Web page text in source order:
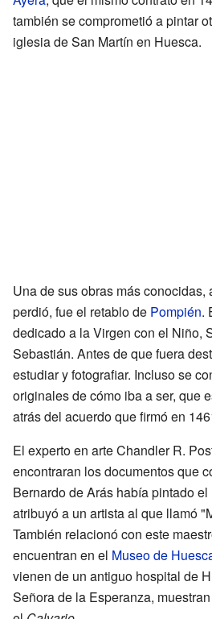
también se comprometió a pintar
iglesia de San Martín en Huesca.
Una de sus obras más conocidas,
perdió, fue el retablo de Pompién.
dedicado a la Virgen con el Niño,
Sebastián. Antes de que fuera
estudiar y fotografiar. Incluso se
originales de cómo iba a ser, que
atrás del acuerdo que firmó en
El experto en arte Chandler R.
encontraran los documentos que
Bernardo de Arás había pintado
atribuyó a un artista al que llamó
También relacionó con este
encuentran en el Museo de
vienen de un antiguo hospital de
Señora de la Esperanza,